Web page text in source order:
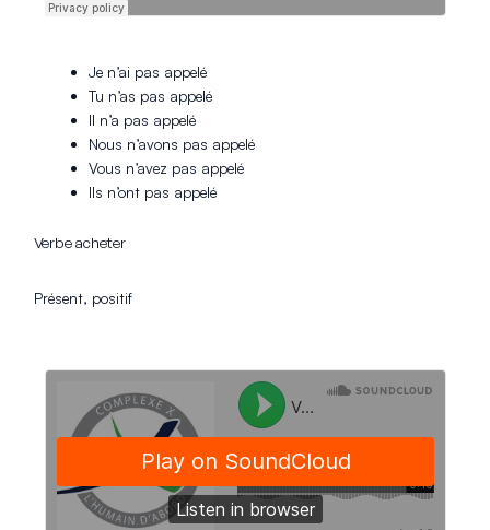
Je n’ai pas appelé
Tu n’as pas appelé
Il n’a pas appelé
Nous n’avons pas appelé
Vous n’avez pas appelé
Ils n’ont pas appelé
Verbe acheter
Présent, positif